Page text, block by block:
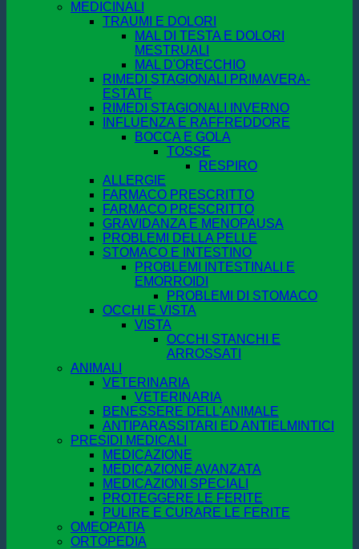
MEDICINALI
TRAUMI E DOLORI
MAL DI TESTA E DOLORI
MESTRUALI
MAL D'ORECCHIO
RIMEDI STAGIONALI PRIMAVERA-
ESTATE
RIMEDI STAGIONALI INVERNO
INFLUENZA E RAFFREDDORE
BOCCA E GOLA
TOSSE
RESPIRO
ALLERGIE
FARMACO PRESCRITTO
FARMACO PRESCRITTO
GRAVIDANZA E MENOPAUSA
PROBLEMI DELLA PELLE
STOMACO E INTESTINO
PROBLEMI INTESTINALI E
EMORROIDI
PROBLEMI DI STOMACO
OCCHI E VISTA
VISTA
OCCHI STANCHI E
ARROSSATI
ANIMALI
VETERINARIA
VETERINARIA
BENESSERE DELL'ANIMALE
ANTIPARASSITARI ED ANTIELMINTICI
PRESIDI MEDICALI
MEDICAZIONE
MEDICAZIONE AVANZATA
MEDICAZIONI SPECIALI
PROTEGGERE LE FERITE
PULIRE E CURARE LE FERITE
OMEOPATIA
ORTOPEDIA